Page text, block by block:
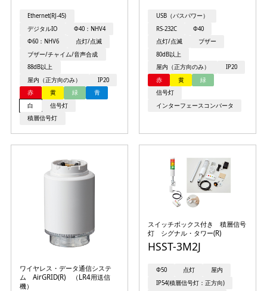
Ethernet(RJ-45)
デジタルIO
Φ40：NHV4
Φ60：NHV6
点灯/点滅
ブザー/チャイム/音声合成
88dB以上
屋内（正方向のみ）
IP20
赤
黄 緑
青
白
信号灯
積層信号灯
USB（バスパワー）
RS-232C
Φ40
点灯/点滅
ブザー
80dB以上
屋内（正方向のみ）
IP20
赤
黄
緑
信号灯
インターフェースコンバータ
ワイヤレス・データ通信システ
ム AirGRID(R) （LR4用送信
機）
スイッチボックス付き 積層信号
灯 シグナル・タワー(R)
HSST-3M2J
Φ50 点灯
屋内
IP54(積層信号灯：正方向)